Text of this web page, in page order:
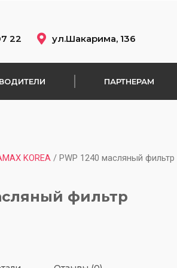
22 ул.Шакарима, 136
ПАРТНЕРАМ
KOREA / PWP 1240 масляный фильтр
фильтр